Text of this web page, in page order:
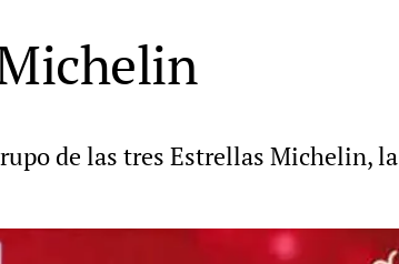
de las tres Estrellas Michelin, la